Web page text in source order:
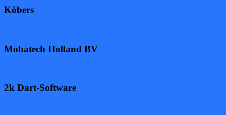
Köbers
Mobatech Holland BV
2k Dart-Software